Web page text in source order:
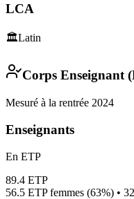
LCA
🏛️Latin
Corps Enseignant
Mesuré à la rentrée 2024
Enseignants
En ETP
89.4 ETP
56.5 ETP femmes (63%) •